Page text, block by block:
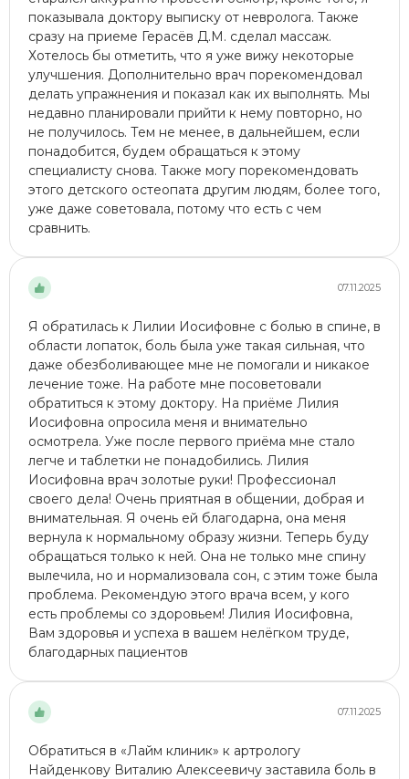
показывала доктору выписку от невролога. Также
сразу на приеме Герасёв Д.М. сделал массаж​.
Хотелось бы отметить, что я уже вижу некоторые
улучшения. Дополнительно врач порекомендовал
делать упражнения и показал как их выполнять. Мы
недавно планировали прийти к нему повторно, но
не получилось. Тем не менее, в дальнейшем, если
понадобится, будем обращаться к этому
специалисту снова. Также могу порекомендовать
этого детского остеопата другим людям, более того,
уже даже советовала, потому что есть с чем
сравнить.
07.11.2025
Я обратилась к Лилии Иосифовне с болью в спине, в
области лопаток, боль была уже такая сильная, что
даже обезболивающее мне не помогали и никакое
лечение тоже. На работе мне посоветовали
обратиться к этому доктору. На приёме Лилия
Иосифовна опросила меня и внимательно
осмотрела. Уже после первого приёма мне стало
легче и таблетки не понадобились. Лилия
Иосифовна врач золотые руки! Профессионал
своего дела! Очень приятная в общении, добрая и
внимательная. Я очень ей благодарна, она меня
вернула к нормальному образу жизни. Теперь буду
обращаться только к ней. Она не только мне спину
вылечила, но и нормализовала сон, с этим тоже была
проблема. Рекомендую этого врача всем, у кого
есть проблемы со здоровьем! Лилия Иосифовна,
Вам здоровья и успеха в вашем нелёгком труде,
благодарных пациентов
07.11.2025
Обратиться в «Лайм клиник» к артрологу
Найденкову Виталию Алексеевичу заставила боль в